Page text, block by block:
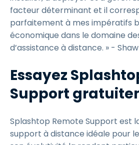
facteur déterminant et il
parfaitement à mes impératifs
économique dans le domaine
d’assistance à distance. » -
Essayez
Support
Splashtop Remote Support est
support à distance idéale pour